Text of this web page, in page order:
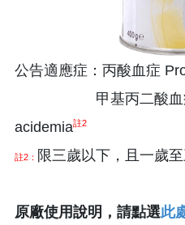
公告適應症：丙酸血症
甲基丙二酸血症
acidemia註2
註2： 限三歲以下，且一歲
原廠使用說明，請點選此